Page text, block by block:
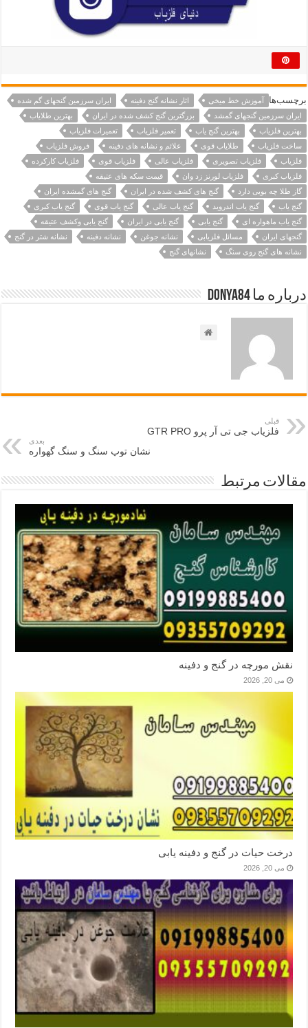
برچسب‌ها آموزش خط میخی اثار نشانه گنج دفینه
ایران سرزمین گنجهای گم شده
ایران سرزمین گنجهای گمشد
بزرگترین گنج کشف شده در ایران
بهترین طلایاب
بهترین فلزیاب
بهترین گنج یاب تعمیر فلزیاب
تعمیرات فلزیاب
ساخت فلزیاب
طلایاب قوی علائم و نشانه های دفینه
فروش فلزیاب
فلزیاب
فلزیاب تصویری فلزیاب عالی فلزیاب قوی
فلزیاب کارکرده
فلزیاب کبری
فلزیاب لورنز زد وان
قیمت سکه های عتیقه
گاز طلا چه بویی دارد
گنج های کشف شده در ایران
گنج های گمشده ایران
گنج یاب
گنج یاب اندروید گنج یاب عالی گنج یاب قوی
گنج یاب کبری
گنج یاب ماهواره ای
گنج یابی گنج یابی در ایران
گنج یابی وکشف عتیقه
گنجهای ایران
مسائل فلزیابی نشانه جوغن نشانه دفینه
نشانه شتر در گنج
نشانه های گنج روی سنگ
نشانهای گنج
درباره ما Donya84
قبلی
فلزیاب جی تی آر پرو GTR PRO
بعدی
نشان توپ سنگ و سنگ گهواره
مقالات مرتبط
نقش مورچه در گنج و دفینه
می 20, 2026
درخت حیات در گنج و دفینه یابی
می 20, 2026